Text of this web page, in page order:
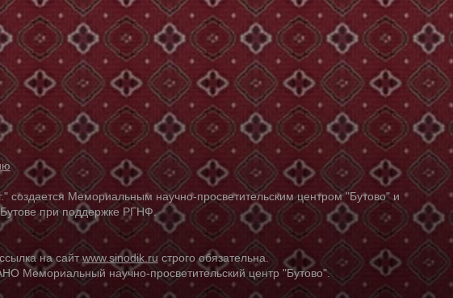
Мемориальным научно-просветительским центром "Бутово" и
при поддержке РГНФ.
на сайтwww.sinodik.ru строго обязательна.
Мемориальный научно-просветительский центр "Бутово".